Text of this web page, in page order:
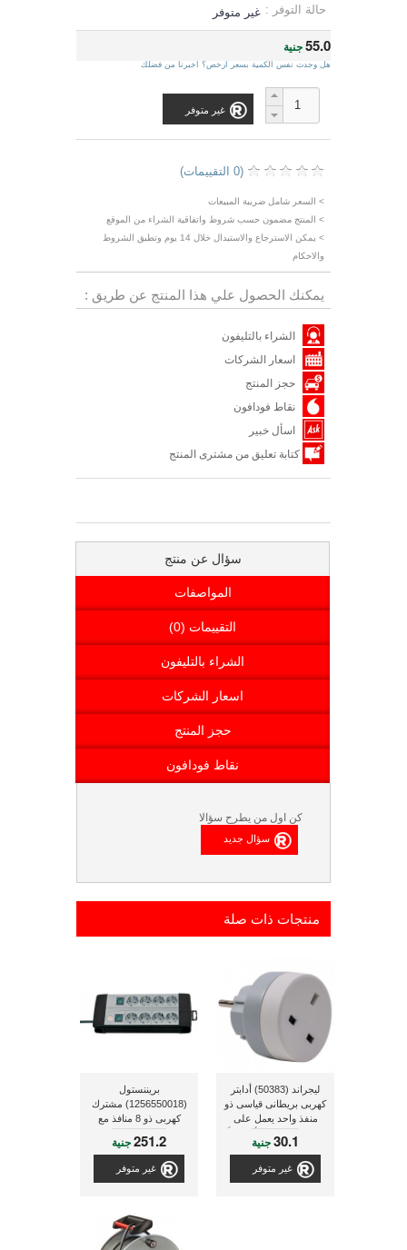
حالة التوفر : غير متوفر
55.0جنية
هل وجدت نفس الكمية بسعر ارخص؟ اخبرنا من فضلك
غير متوفر
(0 التقييمات)
> السعر شامل ضريبة المبيعات
> المنتج مضمون حسب شروط واتفاقية الشراء من الموقع
> يمكن الاسترجاع والاستبدال خلال 14 يوم وتطبق الشروط
والاحكام
يمكنك الحصول علي هذا المنتج عن طريق :
الشراء بالتليفون
اسعار الشركات
حجز المنتج
نقاط فودافون
اسأل خبير
كتابة تعليق من مشترى المنتج
سؤال عن منتج
المواصفات
التقييمات (0)
الشراء بالتليفون
اسعار الشركات
حجز المنتج
نقاط فودافون
كن اول من يطرح سؤالا
منتجات ذات صلة
ليجراند (50383) أدابتر
كهربى بريطانى قياسى ذو
منفذ واحد يعمل على
المنافذ الكهربية الألمانية أو
الفرنسية القياسية
30.1جنية
غير متوفر
بريننستول
(1256550018) مشترك
كهربى ذو 8 منافذ مع
مفتاح لكل 4 مفاتيح
251.2جنية
غير متوفر